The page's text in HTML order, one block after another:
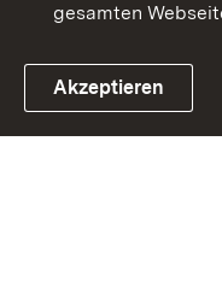
Link zum Landesportal
gesamten
Akzeptieren